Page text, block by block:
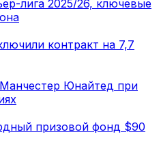
лига 2025/26, ключевые
контракт на 7,7
Юнайтед при
призовой фонд $90